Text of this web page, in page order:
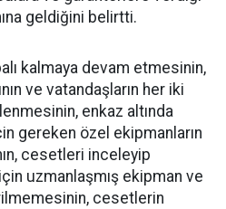
geldiğini belirtti.
kalmaya devam etmesinin,
ve vatandaşların her iki
enkaz altında
gereken özel ekipmanların
cesetleri inceleyip
uzmanlaşmış ekipman ve
cesetlerin